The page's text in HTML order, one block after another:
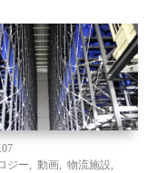
ジー
動画 物流施設